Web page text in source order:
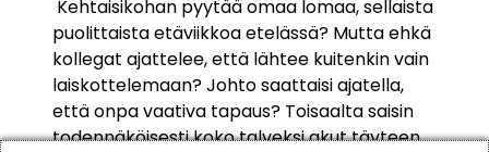
Kehtaisikohan pyytää omaa lomaa, sellaista
puolittaista etäviikkoa etelässä? Mutta ehkä
kollegat ajattelee, että lähtee kuitenkin vain
laiskottelemaan? Johto saattaisi ajatella,
että onpa vaativa tapaus? Toisaalta saisin
todennäköisesti koko talveksi akut täyteen